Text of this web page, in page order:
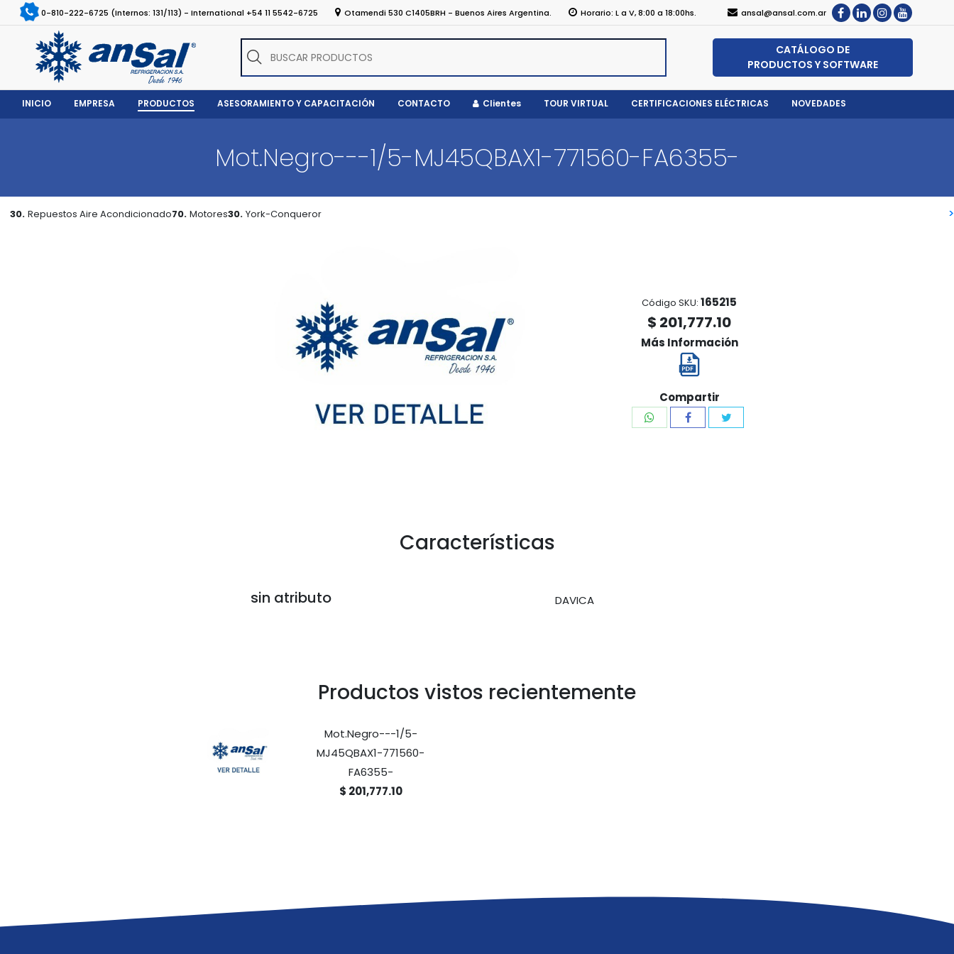
0-810-222-6725 (Internos: 131/113) - International +54 11 5542-6725 Otamendi 530 C1405BRH - Buenos Aires Argentina. Horario: L a V, 8:00 a 18:00hs. ansal@ansal.com.ar
CATÁLOGO DE
PRODUCTOS Y SOFTWARE
INICIO EMPRESA PRODUCTOS ASESORAMIENTO Y CAPACITACIÓN CONTACTO Clientes TOUR VIRTUAL CERTIFICACIONES ELÉCTRICAS NOVEDADES
Mot.Negro---1/5-MJ45QBAX1-771560-FA6355-
30. Repuestos Aire Acondicionado >
70. Motores >
30. York-Conqueror
Código SKU: 165215
$ 201,777.10
Más Información
Compartir
Características
sin atributo DAVICA
Productos vistos recientemente
Mot.Negro---1/5-
MJ45QBAX1-771560-
FA6355-
$ 201,777.10